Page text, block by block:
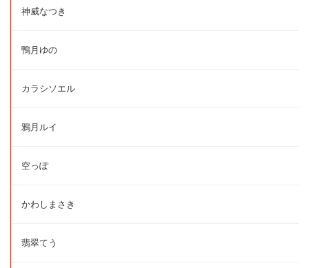
神威なつき
鴨月ゆの
カラシソエル
鴉月ルイ
空っぽ
かわしまさき
翡翠てう